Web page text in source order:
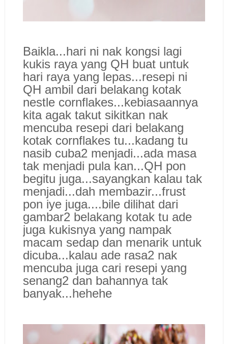
Baikla...hari ni nak kongsi lagi
kukis raya yang QH buat untuk
hari raya yang lepas...resepi ni
QH ambil dari belakang kotak
nestle cornflakes...kebiasaannya
kita agak takut sikitkan nak
mencuba resepi dari belakang
kotak cornflakes tu...kadang tu
nasib cuba2 menjadi...ada masa
tak menjadi pula kan...QH pon
begitu juga...sayangkan kalau tak
menjadi...dah membazir...frust
pon iye juga....bile dilihat dari
gambar2 belakang kotak tu ade
juga kukisnya yang nampak
macam sedap dan menarik untuk
dicuba...kalau ade rasa2 nak
mencuba juga cari resepi yang
senang2 dan bahannya tak
banyak...hehehe